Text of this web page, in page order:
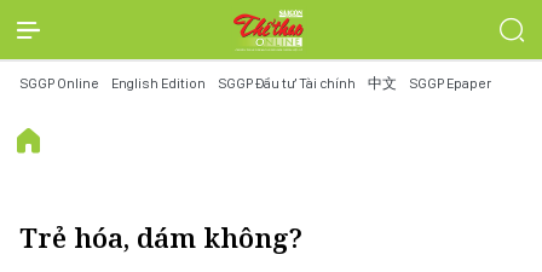
SGGP Online English Edition SGGP Đầu tư Tài chính 中文 SGGP Epaper
Trẻ hóa, dám không?